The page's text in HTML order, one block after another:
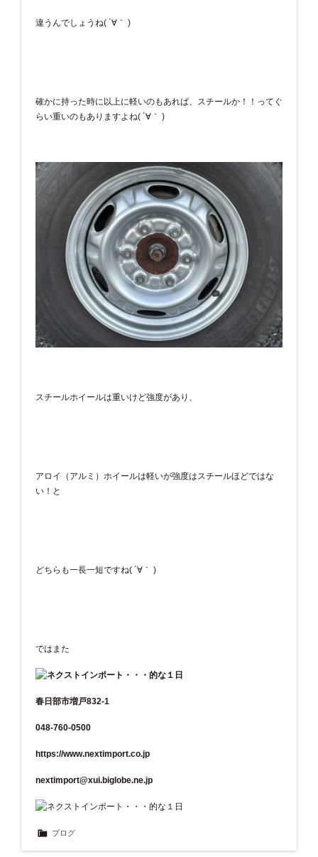
違うんでしょうね( ´∀｀ )
確かに持った時に以上に軽いのもあれば、スチールか！！ってぐ
らい重いのもありますよね( ´∀｀ )
スチールホイールは重いけど強度があり、
アロイ（アルミ）ホイールは軽いが強度はスチールほどではな
い！と
どちらも一長一短ですね( ´∀｀ )
ではまた
春日部市増戸832-1
048-760-0500
https://www.nextimport.co.jp
nextimport@xui.biglobe.ne.jp
ブログ